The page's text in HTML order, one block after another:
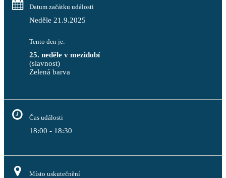
Datum začátku události
Neděle 21.9.2025
Tento den je:
25. neděle v mezidobí
(slavnost)
Zelená barva
Čas události
18:00 - 18:30
Místo uskutečnění